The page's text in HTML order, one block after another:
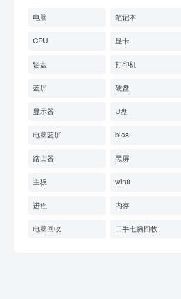
电脑 笔记本
CPU 显卡
键盘 打印机
蓝屏 硬盘
显示器 U盘
电脑蓝屏 bios
路由器 黑屏
主板 win8
进程 内存
电脑回收 二手电脑回收